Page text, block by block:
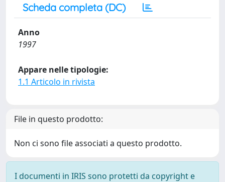
Scheda completa (DC)
Anno
1997
Appare nelle tipologie:
1.1 Articolo in rivista
File in questo prodotto:
Non ci sono file associati a questo prodotto.
I documenti in IRIS sono protetti da copyright e